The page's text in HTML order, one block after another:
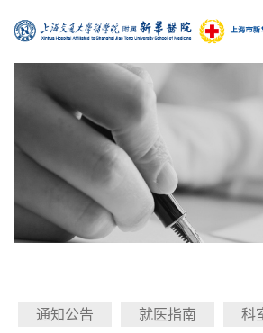
通知公告 就医指南
科